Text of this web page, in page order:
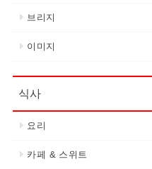
브리지
이미지
식사
요리
카페 & 스위트